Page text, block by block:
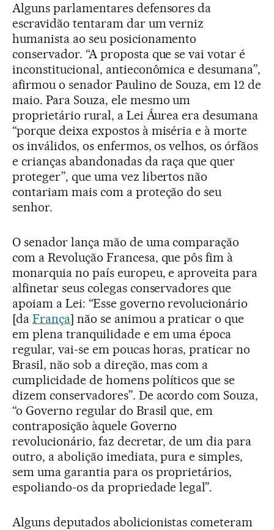
Alguns parlamentares defensores da
escravidão tentaram dar um verniz
humanista ao seu posicionamento
conservador. “A proposta que se vai votar é
inconstitucional, antieconômica e desumana”,
afirmou o senador Paulino de Souza, em 12 de
maio. Para Souza, ele mesmo um
proprietário rural, a Lei Áurea era desumana
“porque deixa expostos à miséria e à morte
os inválidos, os enfermos, os velhos, os órfãos
e crianças abandonadas da raça que quer
proteger”, que uma vez libertos não
contariam mais com a proteção do seu
senhor.
O senador lança mão de uma comparação
com a Revolução Francesa, que pôs fim à
monarquia no país europeu, e aproveita para
alfinetar seus colegas conservadores que
apoiam a Lei: “Esse governo revolucionário
[da França] não se animou a praticar o que
em plena tranquilidade e em uma época
regular, vai-se em poucas horas, praticar no
Brasil, não sob a direção, mas com a
cumplicidade de homens políticos que se
dizem conservadores”. De acordo com Souza,
“o Governo regular do Brasil que, em
contraposição àquele Governo
revolucionário, faz decretar, de um dia para
outro, a abolição imediata, pura e simples,
sem uma garantia para os proprietários,
espoliando-os da propriedade legal”.
Alguns deputados abolicionistas cometeram